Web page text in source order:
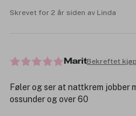
Skrevet for 2 år siden av Linda
MaritBekreftet
Føler og ser at nattkrem jobber
ossunder og over 60